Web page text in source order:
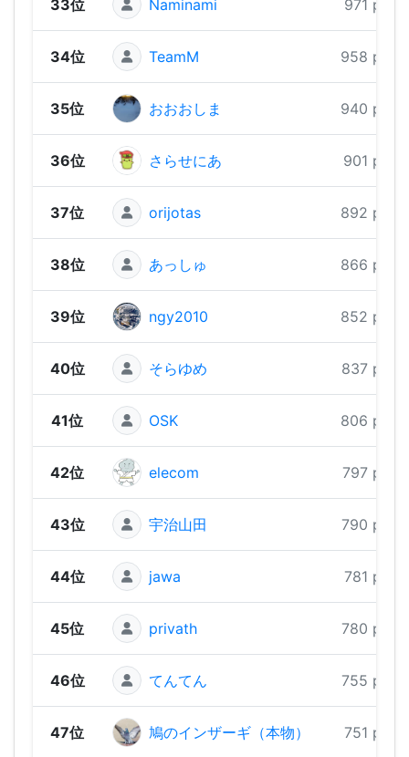
33位 Naminami 971 pts
34位 TeamM 958 pts
35位 おおおしま 940 pts
36位 さらせにあ 901 pts
37位 orijotas 892 pts
38位 あっしゅ 866 pts
39位 ngy2010 852 pts
40位 そらゆめ 837 pts
41位 OSK 806 pts
42位 elecom 797 pts
43位 宇治山田 790 pts
44位 jawa 781 pts
45位 privath 780 pts
46位 てんてん 755 pts
47位 鳩のインザーギ（本物） 751 pts